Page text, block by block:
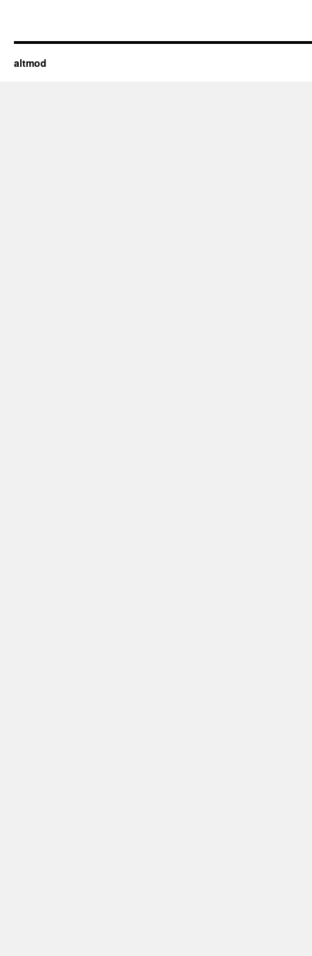
altmod